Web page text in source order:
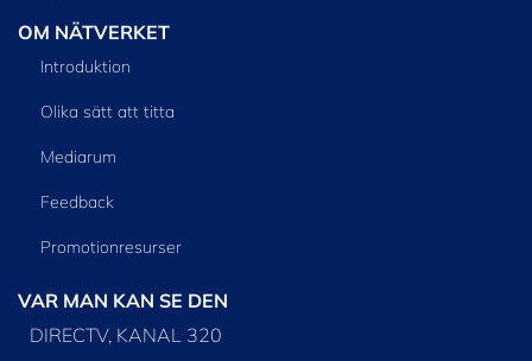
OM NÄTVERKET
Introduktion
Olika sätt att titta
Mediarum
Feedback
Promotionresurser
VAR MAN KAN SE DEN
DIRECTV, KANAL 320